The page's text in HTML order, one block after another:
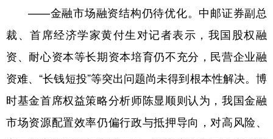
Deutsch Português
——金融市场融资结构仍待优化。中邮证券副总
裁、首席经济学家黄付生对记者表示，我国股权融
资、耐心资本等长期资本培育仍不充分，民营企业融
资难、“长钱短投”等突出问题尚未得到根本性解决。博
时基金首席权益策略分析师陈显顺则认为，我国金融
市场资源配置效率仍偏行政与抵押导向，对高风险、